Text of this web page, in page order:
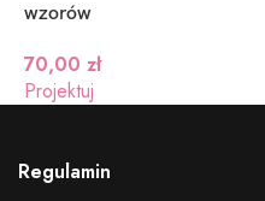
wzorów
70,00 zł
Projektuj
Regulamin